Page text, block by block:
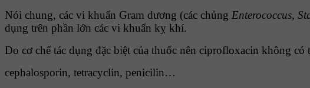
Nói chung, các vi khuẩn Gram dương (các chủng Enterococcus,
dụng trên phần lớn các vi khuẩn kỵ khí.
Do cơ chế tác dụng đặc biệt của thuốc nên ciprofloxacin không
cephalosporin, tetracyclin, penicilin…